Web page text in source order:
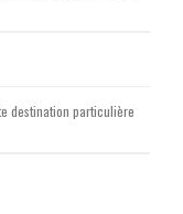
destination particulière